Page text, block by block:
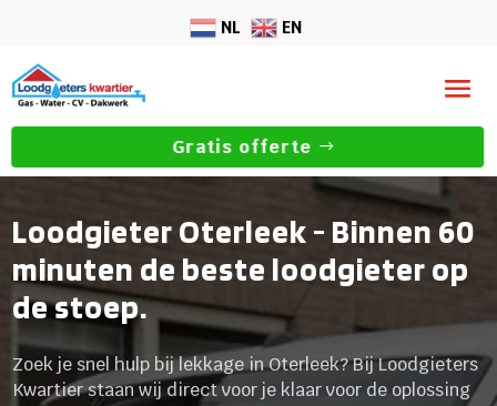
NL EN
Gratis offerte
Loodgieter Oterleek - Binnen 60
minuten de beste loodgieter op
de stoep.
Zoek je snel hulp bij lekkage in Oterleek? Bij Loodgieters
Kwartier staan wij direct voor je klaar voor de oplossing